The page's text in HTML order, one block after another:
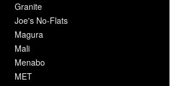
Granite
Joe's No-Flats
Magura
Mali
Menabo
MET